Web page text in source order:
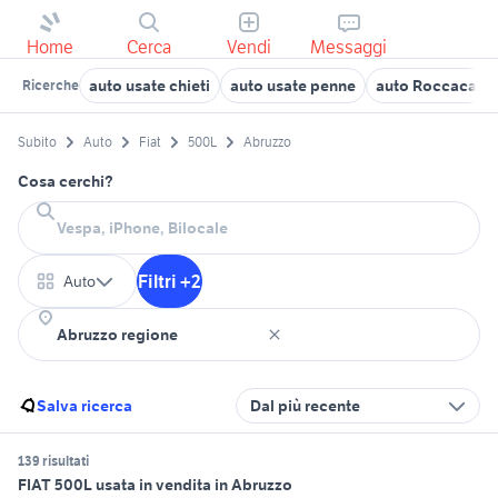
Home Cerca Vendi Messaggi
Ricerche auto usate chieti auto usate penne auto
Subito Auto Fiat 500L Abruzzo
Cosa cerchi?
Auto Filtri +2
Salva ricerca Dal più recente
139 risultati
FIAT 500L usata in vendita in Abruzzo